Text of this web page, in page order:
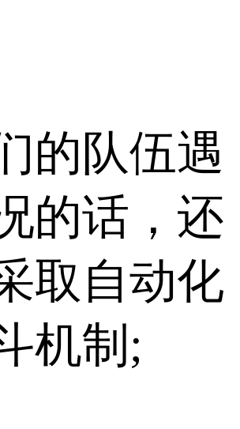
的队伍遇
的话，还
取自动化
机制;